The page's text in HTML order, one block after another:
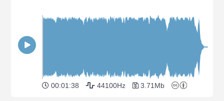
00:01:38 44100Hz 3.71Mb